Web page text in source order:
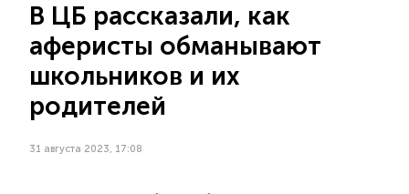
В ЦБ рассказали, как
аферисты обманывают
школьников и их
родителей
31 августа 2023, 17:08